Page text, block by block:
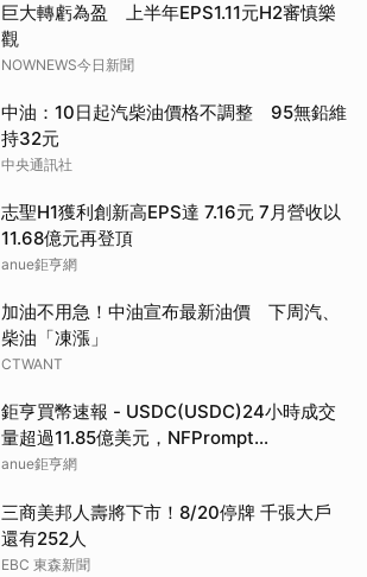
巨大轉虧為盈 上半年EPS1.11元H2審慎樂
觀
NOWNEWS今日新聞
中油：10日起汽柴油價格不調整 95無鉛維
持32元
中央通訊社
志聖H1獲利創新高EPS達 7.16元 7月營收以
11.68億元再登頂
anue鉅亨網
加油不用急！中油宣布最新油價 下周汽、
柴油「凍漲」
CTWANT
鉅亨買幣速報 - USDC(USDC)24小時成交
量超過11.85億美元，NFPrompt
Token(NFP)24小時漲幅達66.2%
anue鉅亨網
三商美邦人壽將下市！8/20停牌 千張大戶
還有252人
EBC 東森新聞